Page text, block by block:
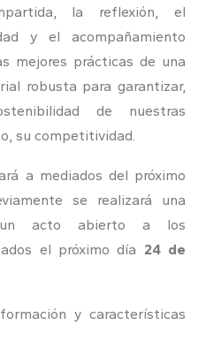
la reflexión, el
y el acompañamiento
mejores prácticas de una
robusta para garantizar,
de nuestras
su competitividad.
a mediados del próximo
se realizará una
acto abierto a los
el próximo día 24 de
y características